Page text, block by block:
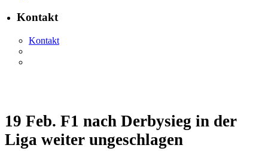
Kontakt
Kontakt
19 Feb. F1 nach Derbysieg in der
Liga weiter ungeschlagen